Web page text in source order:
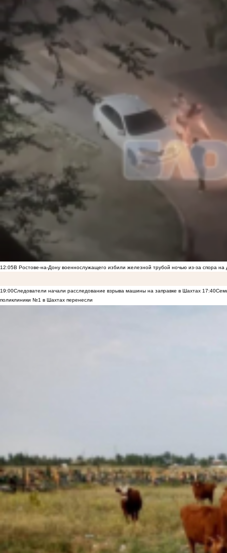
12:05В Ростове-на-Дону военнослужащего избили железной трубой ночью из-за спора на
19:00Следователи начали расследование взрыва машины на заправке в Шахтах 17:40
поликлиники №1 в Шахтах перенесли